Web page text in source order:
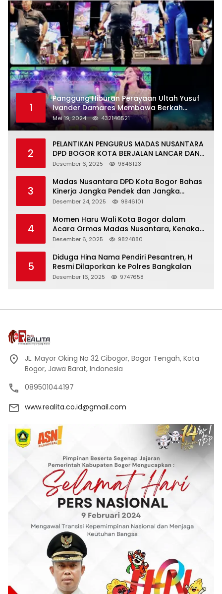
1
Panggung Hiburan Perayaan Ultah Yusuf
Ivander Damares Membawa Berkah
Warga Kejapanan
Mei 19, 2024 432146521
2
PELANTIKAN PENGURUS MADAS NUSANTARA
DPD BOGOR KOTA BERJALAN LANCAR DAN
KHIDMAT
Desember 6, 2025 9846123
3
Madas Nusantara DPD Kota Bogor Bahas
Kinerja Jangka Pendek dan Jangka
Panjang
Desember 24, 2025 9846101
4
Momen Haru Wali Kota Bogor dalam
Acara Ormas Madas Nusantara, Kenakan
Peci Hitam Tinggi sebagai Simbol
Desember 6, 2025 9824880
5
Diduga Hina Nama Pendiri Pesantren, H
Resmi Dilaporkan ke Polres Bangkalan
Desember 16, 2025 9747658
JL. Mayor Oking No 32 Cibogor, Bogor Tengah, Kota
Bogor, Jawa Barat, Indonesia
089501044197
www.realita.co.id@gmail.com